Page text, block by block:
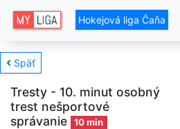
Hokejová liga Čaňa
Späť
Tresty - 10. minut osobný
trest nešportové
správanie
10 min